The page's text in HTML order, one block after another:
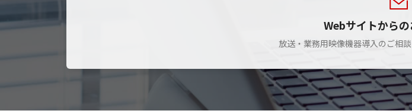
Webサイトから
放送・業務用映像機器導入のご相